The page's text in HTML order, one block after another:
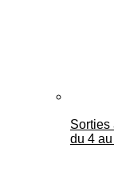
Sorties
du 4